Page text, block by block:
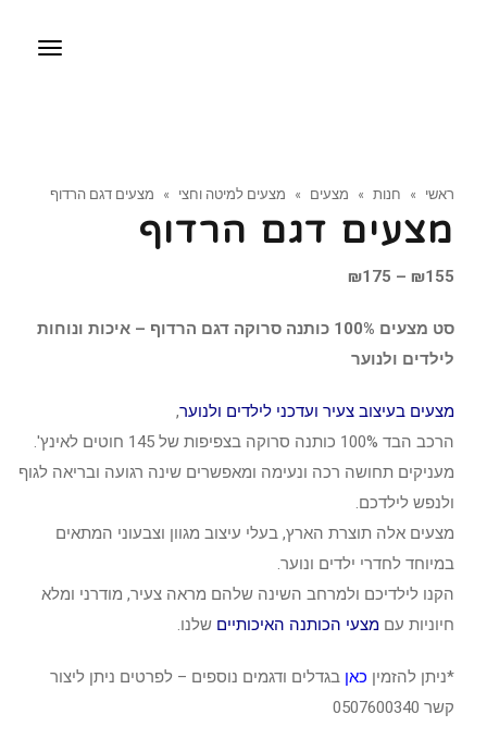
תפריט
ראשי » חנות » מצעים » מצעים למיטה וחצי » מצעים דגם הרדוף
מצעים דגם הרדוף
₪155
–
₪175
טווח
סט מצעים 100% כותנה סרוקה דגם הרדוף – איכות ונוחות
לילדים ולנוער
מצעים בעיצוב צעיר ועדכני לילדים ולנוער,
הרכב הבד 100% כותנה סרוקה בצפיפות של 145 חוטים לאינץ'.
מעניקים תחושה רכה ונעימה ומאפשרים שינה רגועה ובריאה לגוף
ולנפש לילדכם.
מצעים אלה תוצרת הארץ, בעלי עיצוב מגוון וצבעוני המתאים
במיוחד לחדרי ילדים ונוער.
הקנו לילדיכם ולמרחב השינה שלהם מראה צעיר, מודרני ומלא
חיוניות עם מצעי הכותנה האיכותיים שלנו.
*ניתן להזמין כאן בגדלים ודגמים נוספים – לפרטים ניתן ליצור
קשר 0507600340